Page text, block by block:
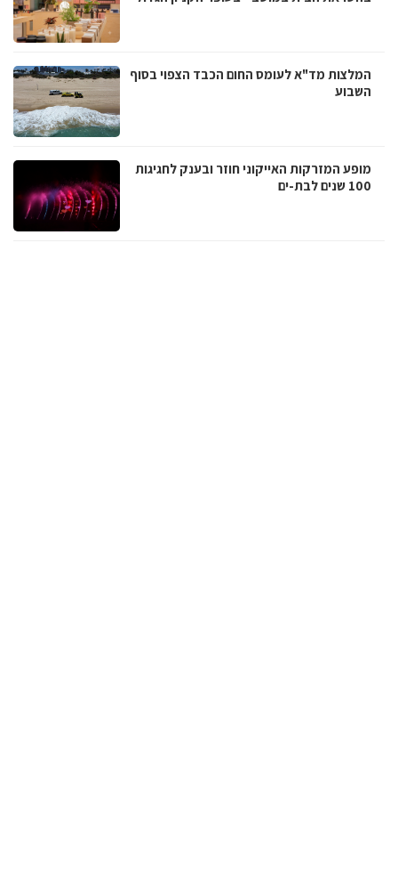
המלצות מד"א לעומס החום הכבד הצפוי בסוף
השבוע
מופע המזרקות האייקוני חוזר ובענק לחגיגות
100 שנים לבת-ים